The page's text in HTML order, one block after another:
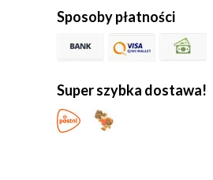
Sposoby płatności
Super szybka dostawa!